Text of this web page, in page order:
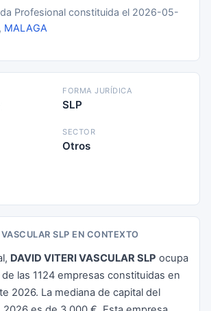
Profesional constituida el 2026-05-
, MALAGA
FORMA JURÍDICA
SLP
SECTOR
Otros
SLP EN CONTEXTO
DAVID VITERI VASCULAR SLP ocupa
de las 1124 empresas constituidas en
2026. La mediana de capital del